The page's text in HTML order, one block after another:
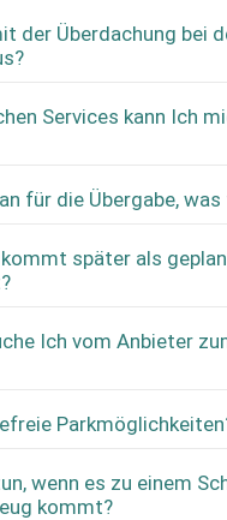
der Überdachung bei
Services kann Ich
für die Übergabe, was
später als
Ich vom Anbieter
wenn es zu einem
kommt?